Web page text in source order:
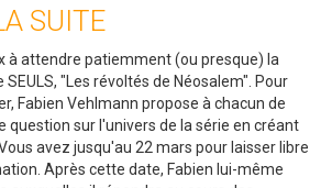
SUITE
à attendre patiemment (ou presque) la
"Les révoltés de Néosalem". Pour
Fabien Vehlmann propose à chacun de
question sur l'univers de la série en créant
avez jusqu'au 22 mars pour laisser libre
Après cette date, Fabien lui-même